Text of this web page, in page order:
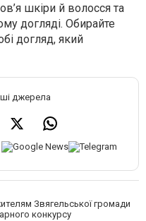
шкіри й волосся та
догляді. Обирайте
догляд, який
джерела
Звягельської громади
конкурсу